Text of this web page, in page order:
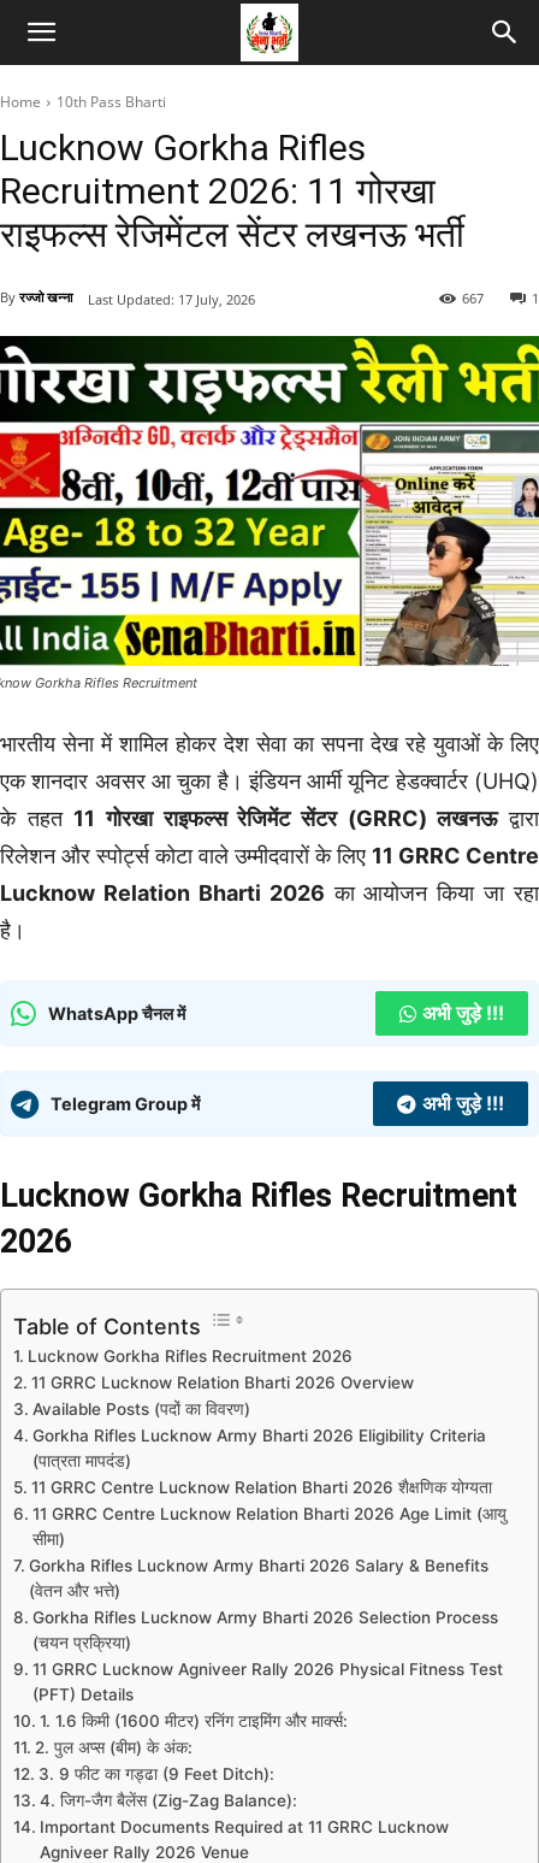
Home 10th Pass Bharti
Lucknow Gorkha Rifles
Recruitment 2026: 11 गोरखा
राइफल्स रेजिमेंटल सेंटर लखनऊ भर्ती
By रज्जो खन्ना 1
667
Last Updated: 17 July, 2026
Gorkha Rifles Recruitment
भारतीय सेना में शामिल होकर देश सेवा का सपना देख रहे युवाओं के लिए
एक शानदार अवसर आ चुका है। इंडियन आर्मी यूनिट हेडक्वार्टर (UHQ)
के तहत 11 गोरखा राइफल्स रेजिमेंट सेंटर (GRRC) लखनऊद्वारा
रिलेशन और स्पोर्ट्स कोटा वाले उम्मीदवारों के लिए 11 GRRC Centre
Lucknow Relation Bharti 2026 का आयोजन किया जा रहा
है।
WhatsApp चैनल में अभी जुड़े !!!
Telegram Group में अभी जुड़े !!!
Lucknow Gorkha Rifles Recruitment
2026
Table of Contents
Lucknow Gorkha Rifles Recruitment 2026
11 GRRC Lucknow Relation Bharti 2026 Overview
Available Posts (पदों का विवरण)
Gorkha Rifles Lucknow Army Bharti 2026 Eligibility Criteria
(पात्रता मापदंड)
11 GRRC Centre Lucknow Relation Bharti 2026 शैक्षणिक योग्यता
11 GRRC Centre Lucknow Relation Bharti 2026 Age Limit (आयु
सीमा)
Gorkha Rifles Lucknow Army Bharti 2026 Salary & Benefits
(वेतन और भत्ते)
Gorkha Rifles Lucknow Army Bharti 2026 Selection Process
(चयन प्रक्रिया)
11 GRRC Lucknow Agniveer Rally 2026 Physical Fitness Test
(PFT) Details
1. 1.6 किमी (1600 मीटर) रनिंग टाइमिंग और मार्क्स:
2. पुल अप्स (बीम) के अंक:
3. 9 फीट का गड्ढा (9 Feet Ditch):
4. जिग-जैग बैलेंस (Zig-Zag Balance):
Important Documents Required at 11 GRRC Lucknow
Agniveer Rally 2026 Venue